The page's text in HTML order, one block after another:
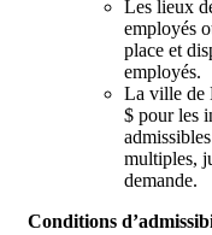
Les lieux
employés
place et
employés.
La ville de
$ pour les
multiples,
demande.
Conditions